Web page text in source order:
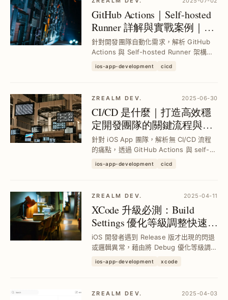
GitHub Actions｜Self-hosted
Runner 詳解與實戰案例｜
CI/CD 自動化工作流程建置
針對開發團隊自動化需求，解析 GitHub
Actions 與 Self-hosted Runner 架構與
自動標記 PR、指派負責人及每日 PR 統計
ios-app-development cicd
ZREALM DEV. 2025-06-30
CI/CD 是什麼｜打造高效穩
定開發團隊的關鍵流程與工
具選擇
針對 iOS App 團隊，解析無 CI/CD 流程
的痛點，透過 GitHub Actions 與 self-
人力浪費與錯誤，提升團隊穩定性與開發
ios-app-development cicd
ZREALM DEV. 2025-04-11
XCode 升級必測：Build
Settings 優化等級調整快速定
位 Release 版幽靈閃退問題
｜iOS 開發實戰技巧
iOS 開發者遇到 Release 版才出現的閃退
或邏輯異常，藉由將 Debug 優化等級調整
節省測試時間並精準定位 XCode 優化造成
ios-app-development xcode
ZREALM DEV. 2025-04-03